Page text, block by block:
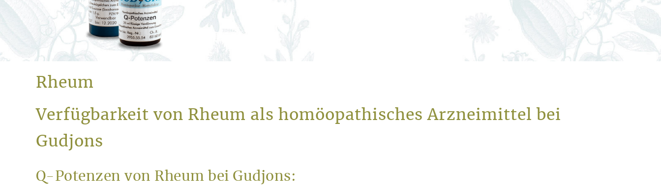
Rheum
Verfügbarkeit von Rheum als homöopathisches Arzneimittel bei
Gudjons
Q-Potenzen von Rheum bei Gudjons: